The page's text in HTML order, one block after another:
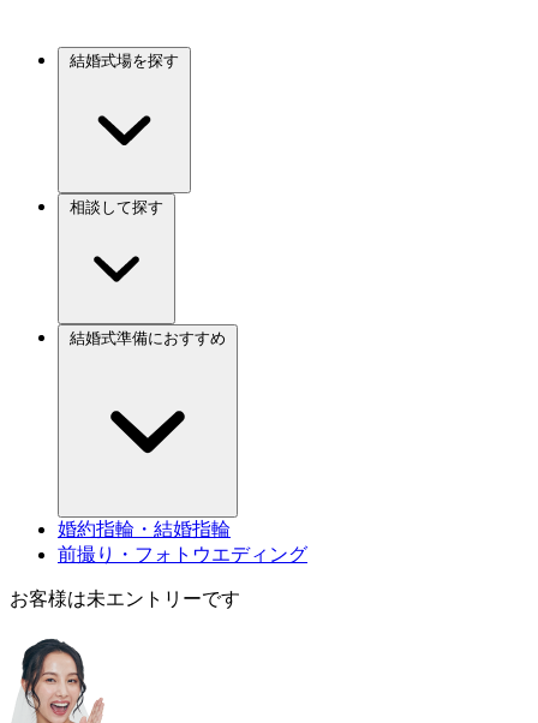
婚約指輪・結婚指輪
前撮り・フォトウエディング
お客様は未エントリーです